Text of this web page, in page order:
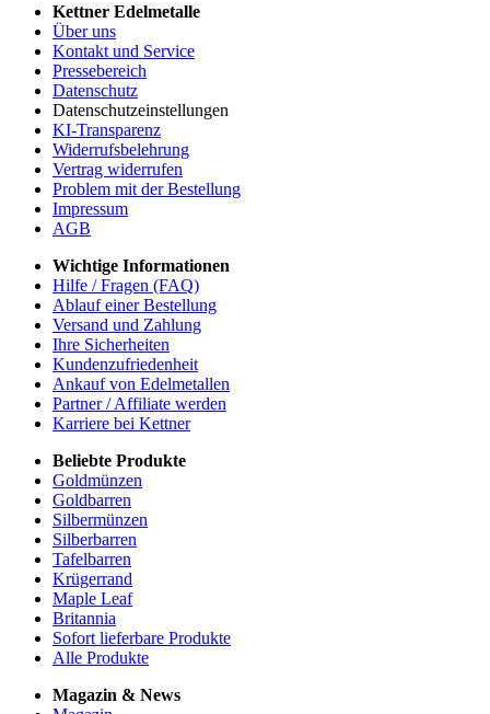
Kettner Edelmetalle
Über uns
Kontakt und Service
Pressebereich
Datenschutz
Datenschutzeinstellungen
KI-Transparenz
Widerrufsbelehrung
Vertrag widerrufen
Problem mit der Bestellung
Impressum
AGB
Wichtige Informationen
Hilfe / Fragen (FAQ)
Ablauf einer Bestellung
Versand und Zahlung
Ihre Sicherheiten
Kundenzufriedenheit
Ankauf von Edelmetallen
Partner / Affiliate werden
Karriere bei Kettner
Beliebte Produkte
Goldmünzen
Goldbarren
Silbermünzen
Silberbarren
Tafelbarren
Krügerrand
Maple Leaf
Britannia
Sofort lieferbare Produkte
Alle Produkte
Magazin & News